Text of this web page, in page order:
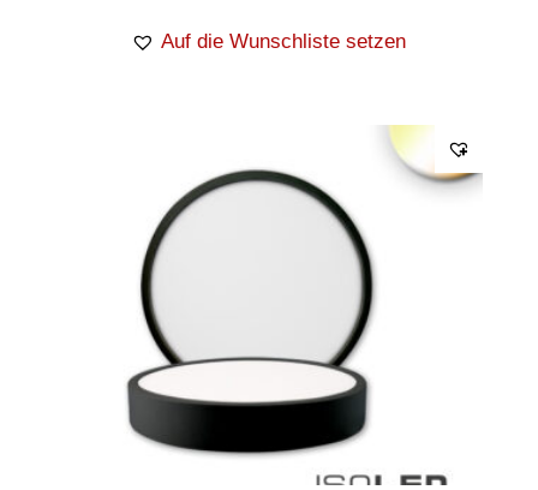
Auf die Wunschliste setzen